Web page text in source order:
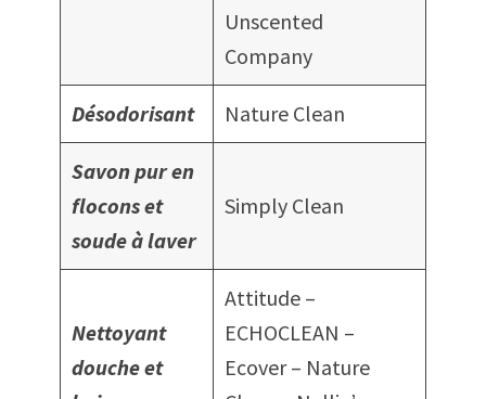
Unscented
Company
Désodorisant Nature Clean
Savon pur en
floconset
soude à laver
Simply Clean
Nettoyant
douche et
Attitude –
ECHOCLEAN –
Ecover – Nature